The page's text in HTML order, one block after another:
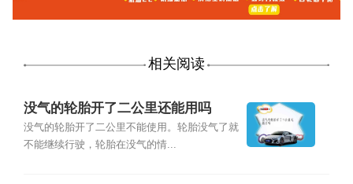
相关阅读
没气的轮胎开了二公里还能用吗
没气的轮胎开了二公里不能使用。轮胎没气了就
不能继续行驶，轮胎在没气的情...